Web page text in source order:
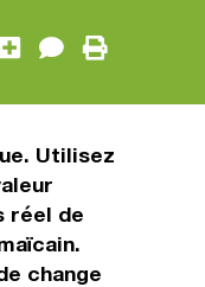
Utilisez
réel de
change